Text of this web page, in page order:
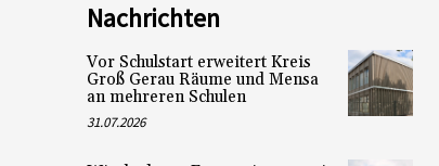
Nachrichten
Vor Schulstart erweitert Kreis
Groß Gerau Räume und Mensa
an mehreren Schulen
31.07.2026